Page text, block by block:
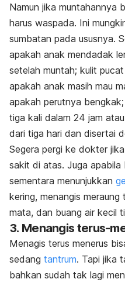
Namun jika muntahannya
harus waspada. Ini
sumbatan pada ususnya.
apakah anak mendadak
setelah muntah; kulit
apakah anak masih mau
apakah perutnya
tiga kali dalam 24 jam
dari tiga hari dan disertai
Segera pergi ke dokter
sakit di atas. Juga apabila
sementara menunjukkan
kering, menangis
mata, dan buang air kecil
3. Menangis terus-
Menagis terus menerus
sedang tantrum. Tapi jika
bahkan sudah tak lagi